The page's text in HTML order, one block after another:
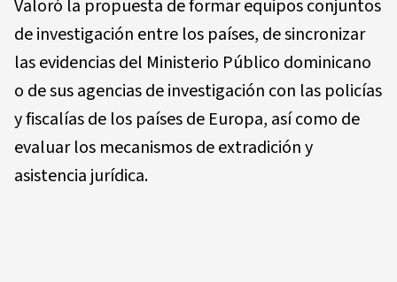
Valoró la propuesta de formar equipos conjuntos
de investigación entre los países, de sincronizar
las evidencias del Ministerio Público dominicano
o de sus agencias de investigación con las policías
y fiscalías de los países de Europa, así como de
evaluar los mecanismos de extradición y
asistencia jurídica.